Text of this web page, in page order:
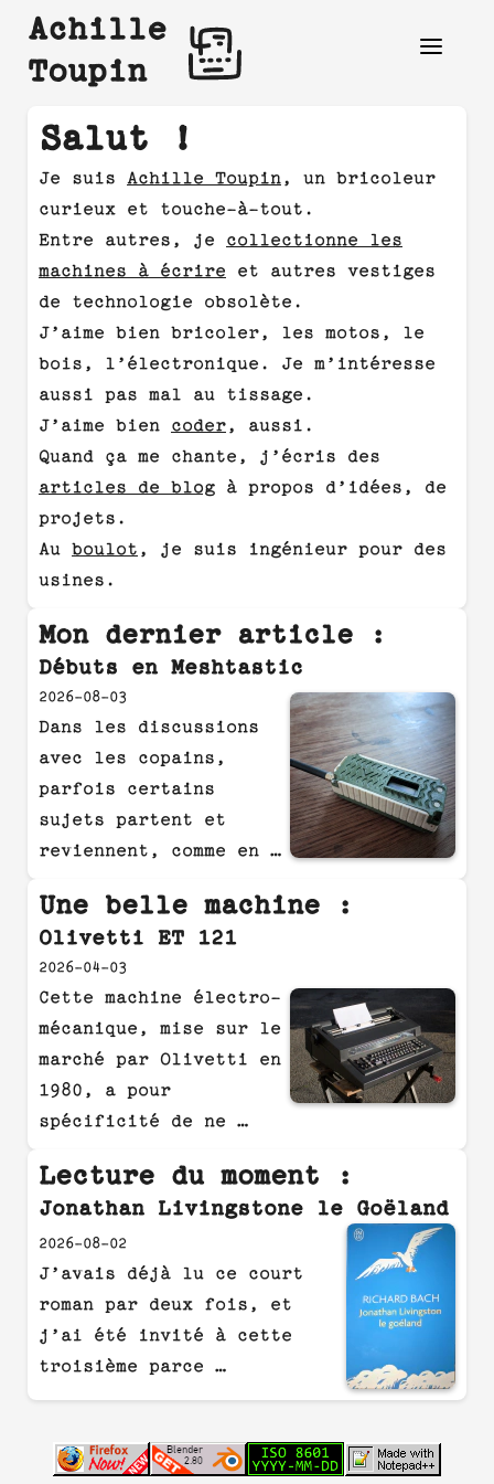
Achille
Toupin
Salut !
Je suis Achille Toupin , un bricoleur
curieux et touche-à-tout.
Entre autres, je collectionne les
machines à écrire et autres vestiges
de technologie obsolète.
J’aime bien bricoler, les motos, le
bois, l’électronique. Je m’intéresse
aussi pas mal au tissage.
J’aime bien coder , aussi.
Quand ça me chante, j’écris des
articles de blog à propos d’idées, de
projets.
Au boulot , je suis ingénieur pour des
usines.
Mon dernier article :
Débuts en Meshtastic
2026-08-03
Dans les discussions
avec les copains,
parfois certains
sujets partent et
reviennent, comme en …
Une belle machine :
Olivetti ET 121
2026-04-03
Cette machine électro-
mécanique, mise sur le
marché par Olivetti en
1980, a pour
spécificité de ne …
Lecture du moment :
Jonathan Livingstone le Goëland
2026-08-02
J’avais déjà lu ce court
roman par deux fois, et
j’ai été invité à cette
troisième parce …